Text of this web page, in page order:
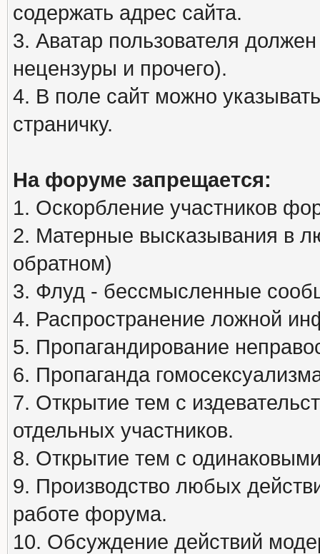
содержать адрес сайта.
3. Аватар пользователя
нецензуры и прочего).
4. В поле сайт можно
страничку.
На форуме запрещается:
1. Оскорбление участников
2. Матерные высказывания в
обратном)
3. Флуд - бессмысленные
4. Распространение ложной
5. Пропагандирование
6. Пропаганда
7. Открытие тем с
отдельных участников.
8. Открытие тем с
9. Производство любых
работе форума.
10. Обсуждение действий